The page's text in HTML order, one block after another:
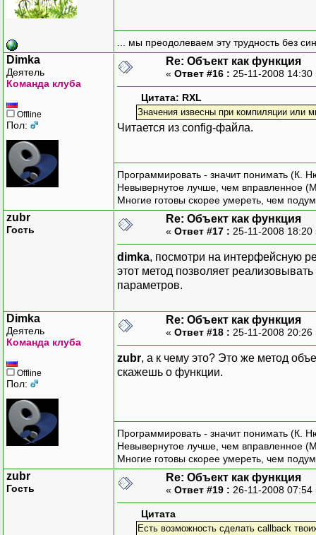
... мы преодолеваем эту трудность без
Dimka
Деятель
Команда клуба
Offline
Пол:
Re: Объект как функция
« Ответ #16 : 25-11-2008
Цитата: RXL
Значения извесны при компиляции или
Читается из config-файла.
Программировать - значит понимать (К.
Невывернутое лучше, чем вправленное
Многие готовы скорее умереть, чем
zubr
Гость
Re: Объект как функция
« Ответ #17 : 25-11-2008
dimka, посмотри на интерфейсную
этот метод позволяет
параметров.
Dimka
Деятель
Команда клуба
Offline
Пол:
Re: Объект как функция
« Ответ #18 : 25-11-2008
zubr, а к чему это? Это же метод
скажешь о функции.
Программировать - значит понимать (К.
Невывернутое лучше, чем вправленное
Многие готовы скорее умереть, чем
zubr
Гость
Re: Объект как функция
« Ответ #19 : 26-11-2008
Цитата
Есть возможность сделать callback